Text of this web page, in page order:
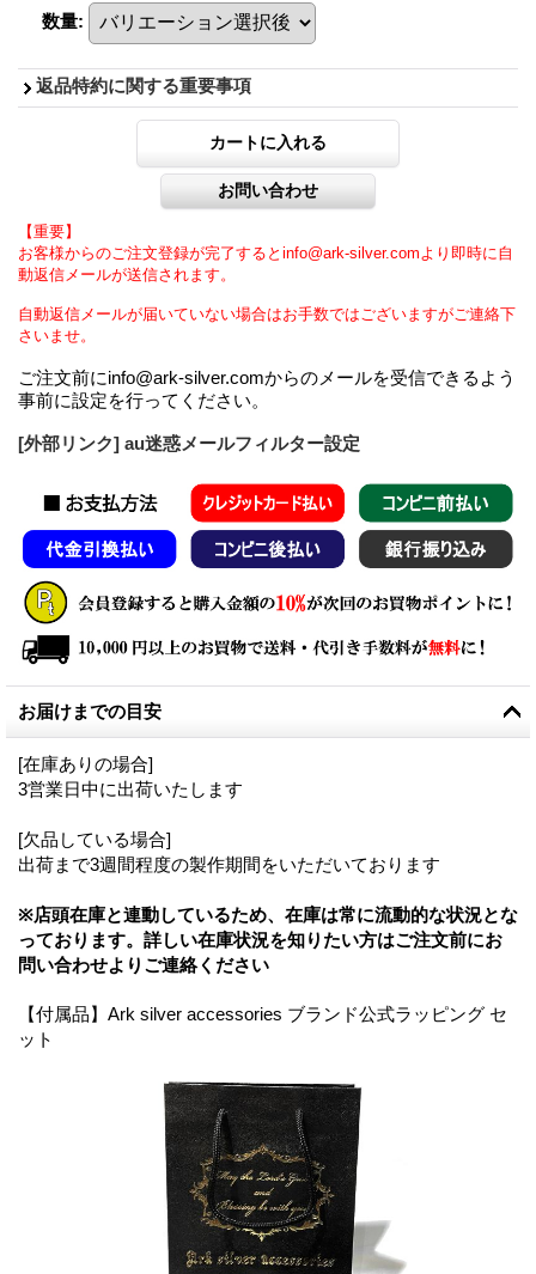
数量:
返品特約に関する重要事項
【重要】
お客様からのご注文登録が完了するとinfo@ark-silver.comより即時に自
動返信メールが送信されます。
自動返信メールが届いていない場合はお手数ではございますがご連絡下
さいませ。
ご注文前にinfo@ark-silver.comからのメールを受信できるよう
事前に設定を行ってください。
[外部リンク] au迷惑メールフィルター設定
お届けまでの目安
[在庫ありの場合]
3営業日中に出荷いたします
[欠品している場合]
出荷まで3週間程度の製作期間をいただいております
※店頭在庫と連動しているため、在庫は常に流動的な状況とな
っております。詳しい在庫状況を知りたい方はご注文前にお
問い合わせよりご連絡ください
【付属品】Ark silver accessories ブランド公式ラッピング セ
ット